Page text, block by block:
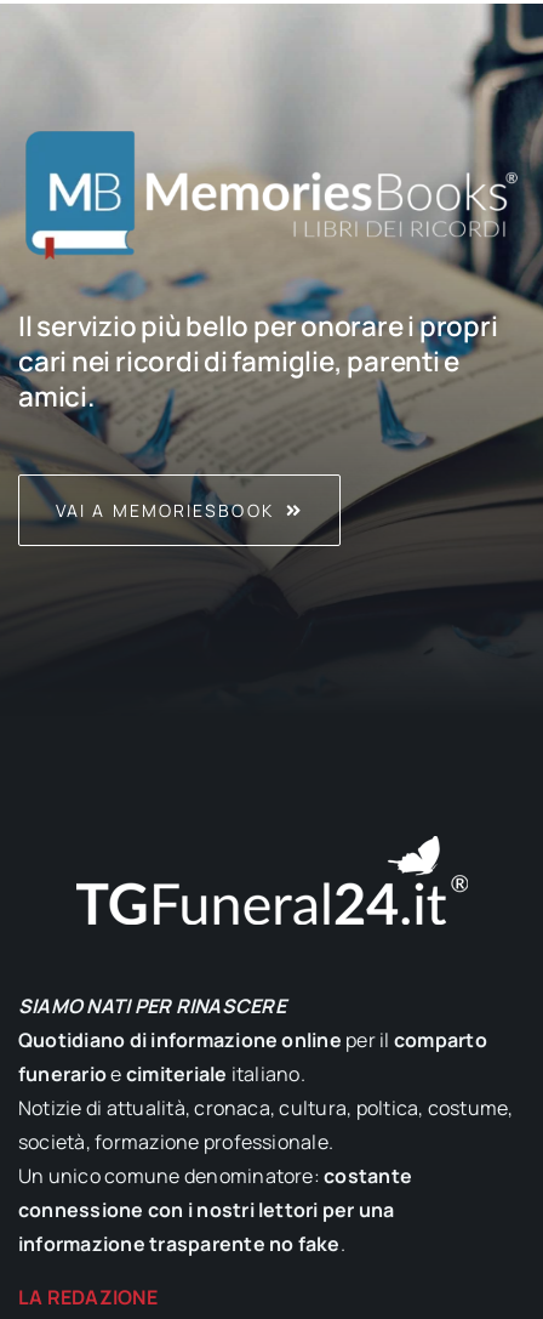
Il servizio più bello per onorare i propri
cari nei ricordi di famiglie, parenti e
amici.
VAI A MEMORIESBOOK
SIAMO NATI PER RINASCERE
Quotidiano di informazione online per il comparto
funerarioecimiteriale italiano.
Notizie di attualità, cronaca, cultura, poltica, costume,
società, formazione professionale.
Un unico comune denominatore:costante
connessione con i nostri lettori per una
informazione trasparente no fake.
LA REDAZIONE